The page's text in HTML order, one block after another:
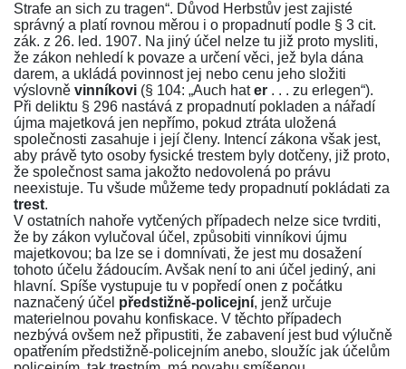
Strafe an sich zu tragen“. Důvod Herbstův jest zajisté
správný a platí rovnou měrou i o propadnutí podle § 3 cit.
zák. z 26. led. 1907. Na jiný účel nelze tu již proto mysliti,
že zákon nehledí k povaze a určení věci, jež byla dána
darem, a ukládá povinnost jej nebo cenu jeho složiti
výslovně vinníkovi (§ 104: „Auch hater . . . zu erlegen“).
Při deliktu § 296 nastává z propadnutí pokladen a nářadí
újma majetková jen nepřímo, pokud ztráta uložená
společnosti zasahuje i její členy. Intencí zákona však jest,
aby právě tyto osoby fysické trestem byly dotčeny, již proto,
že společnost sama jakožto nedovolená po právu
neexistuje. Tu všude můžeme tedy propadnutí pokládati za
trest.
V ostatních nahoře vytčených případech nelze sice tvrditi,
že by zákon vylučoval účel, způsobiti vinníkovi újmu
majetkovou; ba lze se i domnívati, že jest mu dosažení
tohoto účelu žádoucím. Avšak není to ani účel jediný, ani
hlavní. Spíše vystupuje tu v popředí onen z počátku
naznačený účel předstižně-policejní, jenž určuje
materielnou povahu konfiskace. V těchto případech
nezbývá ovšem než připustiti, že zabavení jest bud výlučně
opatřením předstižně-policejním anebo, sloužíc jak účelům